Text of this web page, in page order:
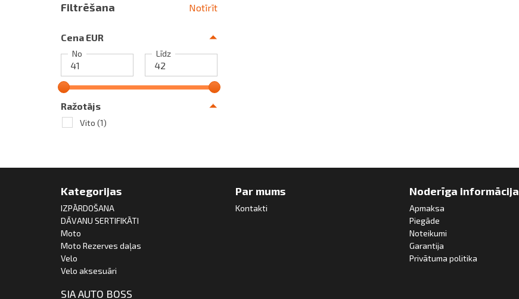
Filtrēšana Notīrīt
Cena EUR
No Līdz
Ražotājs
Vito (1)
Kategorijas
IZPĀRDOŠANA
DĀVANU SERTIFIKĀTI
Moto
Moto Rezerves daļas
Velo
Velo aksesuāri
SIA AUTO BOSS
Par mums
Kontakti
Noderīga informācija
Apmaksa
Piegāde
Noteikumi
Garantija
Privātuma politika